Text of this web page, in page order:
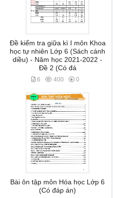
Đề kiểm tra giữa kì I môn Khoa
học tự nhiên Lớp 6 (Sách cánh
diều) - Năm học 2021-2022 -
Đề 2 (Có đá
6 400 0
Bài ôn tập môn Hóa học Lớp 6
(Có đáp án)